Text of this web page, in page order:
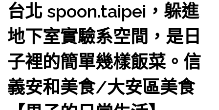
台北 spoon.taipei，躲進
地下室實驗系空間，是日
子裡的簡單幾樣飯菜。信
義安和美食/大安區美食